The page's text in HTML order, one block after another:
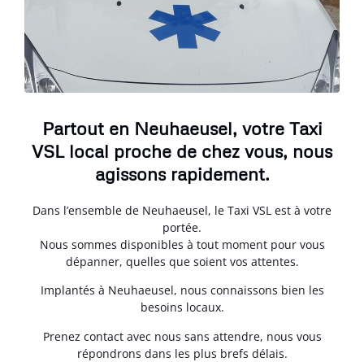
Partout en Neuhaeusel, votre Taxi
VSL local proche de chez vous, nous
agissons rapidement.
Dans l’ensemble de Neuhaeusel, le Taxi VSL est à votre
portée.
Nous sommes disponibles à tout moment pour vous
dépanner, quelles que soient vos attentes.
Implantés à Neuhaeusel, nous connaissons bien les
besoins locaux.
Prenez contact avec nous sans attendre, nous vous
répondrons dans les plus brefs délais.